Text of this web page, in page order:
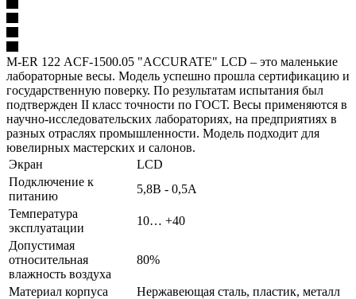
M-ER 122 АCF-1500.05 "ACCURATE" LСD – это маленькие
лабораторные весы. Модель успешно прошла сертификацию и
государственную поверку. По результатам испытания был
подтвержден II класс точности по ГОСТ. Весы применяются в
научно-исследовательских лабораториях, на предприятиях в
разных отраслях промышленности. Модель подходит для
ювелирных мастерских и салонов.
Экран
LCD
Подключение к
питанию
5,8В - 0,5А
Температура
эксплуатации
10… +40
Допустимая
относительная
влажность воздуха
80%
Материал корпуса
Нержавеющая сталь, пластик, металл